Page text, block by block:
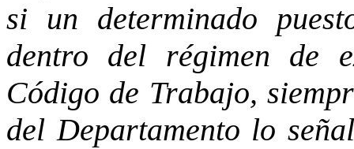
si un determinado
dentro del régimen de
Código de Trabajo,
del Departamento lo